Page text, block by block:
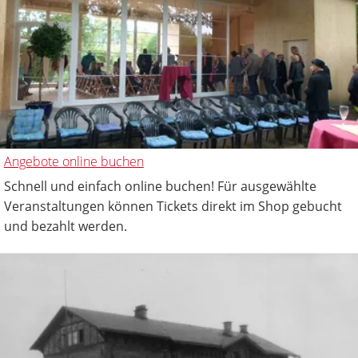
Angebote online buchen
Schnell und einfach online buchen! Für ausgewählte
Veranstaltungen können Tickets direkt im Shop gebucht
und bezahlt werden.